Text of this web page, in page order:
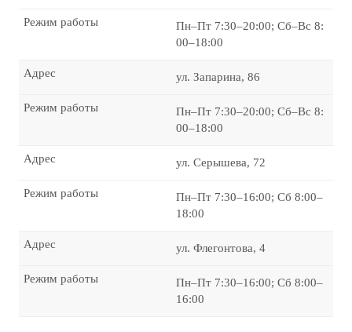
Пн–Пт 7:30–20:00; Сб–Вс 8:
00–18:00
Режим работы
ул. Запарина, 86
Адрес
Пн–Пт 7:30–20:00; Сб–Вс 8:
00–18:00
Режим работы
ул. Серышева, 72
Адрес
Пн–Пт 7:30–16:00; Сб 8:00–
18:00
Режим работы
ул. Флегонтова, 4
Адрес
Пн–Пт 7:30–16:00; Сб 8:00–
16:00
Режим работы